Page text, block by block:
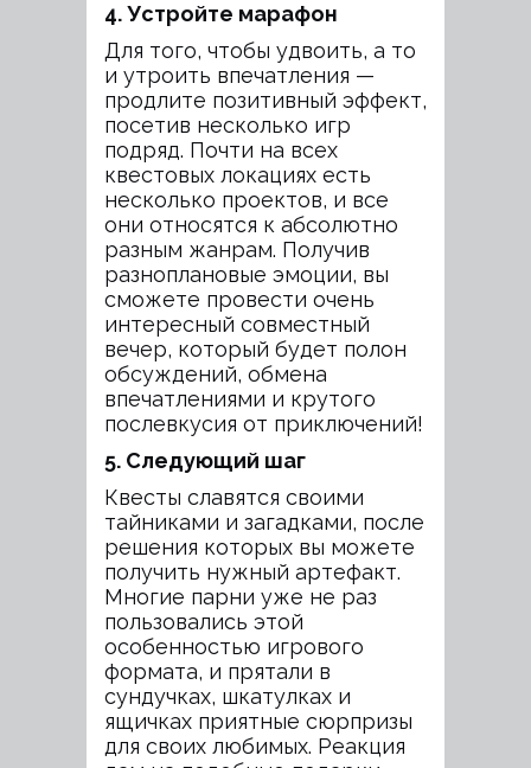
4. Устройте марафон
Для того, чтобы удвоить, а то
и утроить впечатления —
продлите позитивный эффект,
посетив несколько игр
подряд. Почти на всех
квестовых локациях есть
несколько проектов, и все
они относятся к абсолютно
разным жанрам. Получив
разноплановые эмоции, вы
сможете провести очень
интересный совместный
вечер, который будет полон
обсуждений, обмена
впечатлениями и крутого
послевкусия от приключений!
5. Следующий шаг
Квесты славятся своими
тайниками и загадками, после
решения которых вы можете
получить нужный артефакт.
Многие парни уже не раз
пользовались этой
особенностью игрового
формата, и прятали в
сундучках, шкатулках и
ящичках приятные сюрпризы
для своих любимых. Реакция